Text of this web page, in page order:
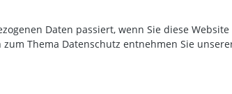
Daten passiert, wenn Sie diese
Thema Datenschutz entnehmen Sie